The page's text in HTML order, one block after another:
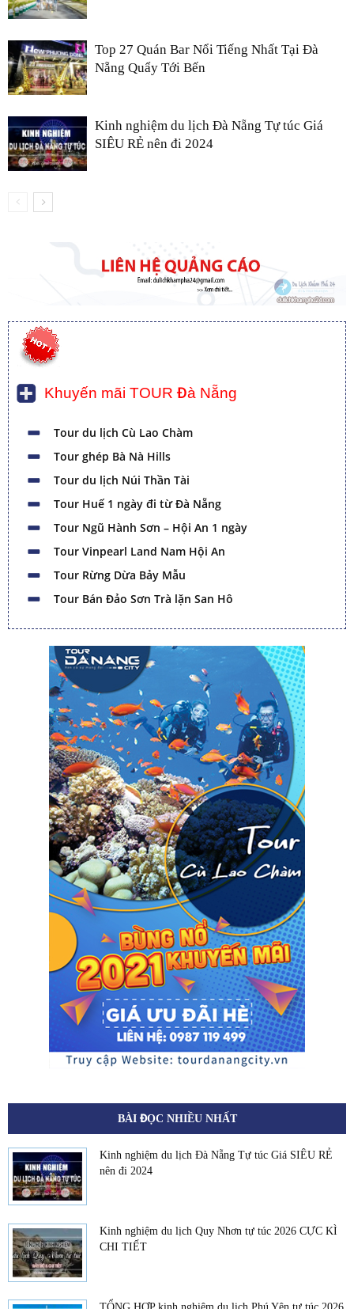
Top 27 Quán Bar Nổi Tiếng Nhất Tại Đà
Nẵng Quẩy Tới Bến
Kinh nghiệm du lịch Đà Nẵng Tự túc Giá
SIÊU RẺ nên đi 2024
Khuyến mãi TOUR Đà Nẵng
Tour du lịch Cù Lao Chàm
Tour ghép Bà Nà Hills
Tour du lịch Núi Thần Tài
Tour Huế 1 ngày đi từ Đà Nẵng
Tour Ngũ Hành Sơn – Hội An 1 ngày
Tour Vinpearl Land Nam Hội An
Tour Rừng Dừa Bảy Mẫu
Tour Bán Đảo Sơn Trà lặn San Hô
BÀI ĐỌC NHIỀU NHẤT
Kinh nghiệm du lịch Đà Nẵng Tự túc Giá SIÊU RẺ
nên đi 2024
Kinh nghiệm du lịch Quy Nhơn tự túc 2026 CỰC KÌ
CHI TIẾT